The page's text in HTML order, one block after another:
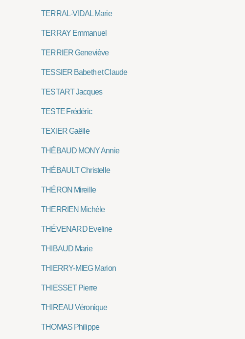
TERRAL-VIDAL Marie
TERRAY Emmanuel
TERRIER Geneviève
TESSIER Babeth et Claude
TESTART Jacques
TESTE Frédéric
TEXIER Gaëlle
THÉBAUD MONY Annie
THÉBAULT Christelle
THÉRON Mireille
THERRIEN Michèle
THÉVENARD Eveline
THIBAUD Marie
THIERRY-MIEG Marion
THIESSET Pierre
THIREAU Véronique
THOMAS Philippe